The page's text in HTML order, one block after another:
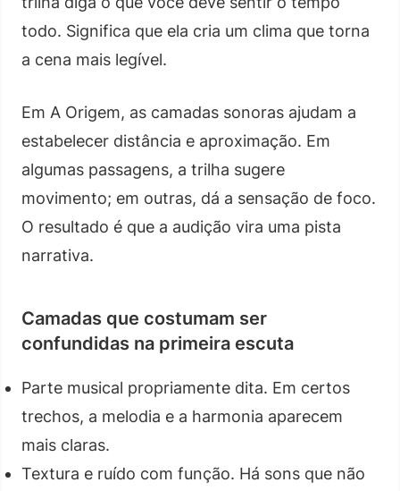
todo. Significa que ela cria um clima que torna
a cena mais legível.
Em A Origem, as camadas sonoras ajudam a
estabelecer distância e aproximação. Em
algumas passagens, a trilha sugere
movimento; em outras, dá a sensação de foco.
O resultado é que a audição vira uma pista
narrativa.
Camadas que costumam ser
confundidas na primeira escuta
Parte musical propriamente dita. Em certos
trechos, a melodia e a harmonia aparecem
mais claras.
Textura e ruído com função. Há sons que não